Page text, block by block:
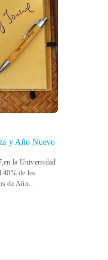
y Año Nuevo
la Universidad
40% de los
de Año...